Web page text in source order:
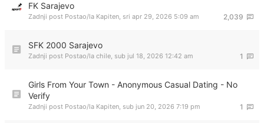
FK Sarajevo
2,039
Zadnji post Postao/la Kapiten, sri apr 29, 2026 5:09 am
SFK 2000 Sarajevo
1
Zadnji post Postao/la chile, sub jul 18, 2026 12:42 am
Girls From Your Town - Anonymous Casual Dating - No
Verify
1
Zadnji post Postao/la Kapiten, sub jun 20, 2026 7:19 pm